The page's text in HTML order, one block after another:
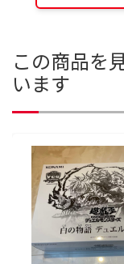
この商品を
います